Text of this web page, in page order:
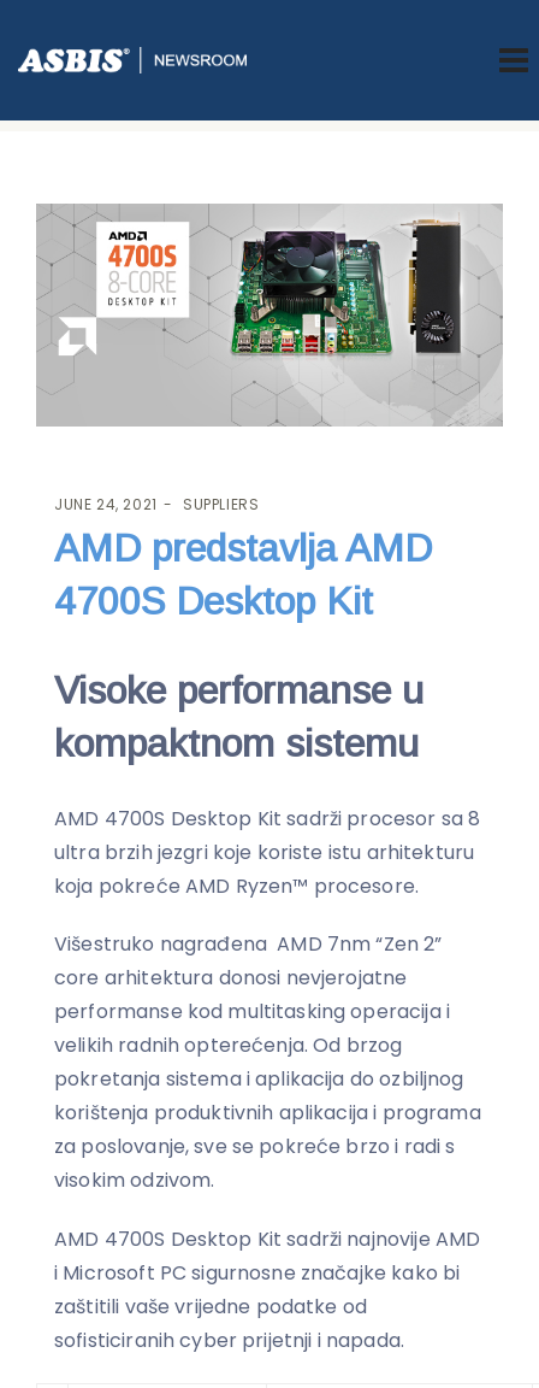
ASBIS.BA>SUPPLIERS> AMD PREDSTAVLJA AMD 4700S DESKTOP
JUNE 24, 2021 SUPPLIERS
AMD predstavlja AMD
4700S Desktop Kit
Visoke performanse u
kompaktnom sistemu
AMD 4700S Desktop Kit sadrži procesor sa 8
ultra brzih jezgri koje koriste istu arhitekturu
koja pokreće AMD Ryzen™ procesore.
Višestruko nagrađena AMD 7nm “Zen 2”
core arhitektura donosi nevjerojatne
performanse kod multitasking operacija i
velikih radnih opterećenja. Od brzog
pokretanja sistema i aplikacija do ozbiljnog
korištenja produktivnih aplikacija i programa
za poslovanje, sve se pokreće brzo i radi s
visokim odzivom.
AMD 4700S Desktop Kit sadrži najnovije AMD
i Microsoft PC sigurnosne značajke kako bi
zaštitili vaše vrijedne podatke od
sofisticiranih cyber prijetnji i napada.